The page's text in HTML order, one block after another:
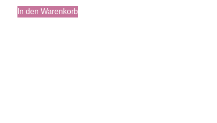
In den Warenkorb